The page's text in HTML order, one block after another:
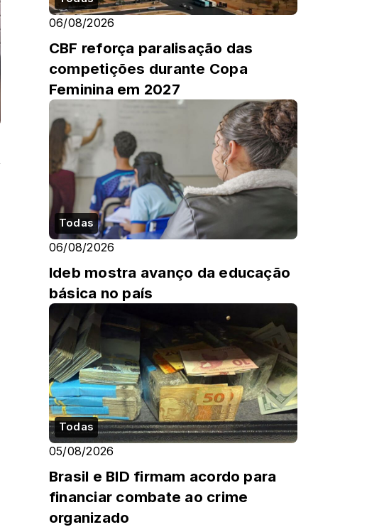
06/08/2026
CBF reforça paralisação das
competições durante Copa
Feminina em 2027
Todas
06/08/2026
Ideb mostra avanço da educação
básica no país
Todas
05/08/2026
Brasil e BID firmam acordo para
financiar combate ao crime
organizado